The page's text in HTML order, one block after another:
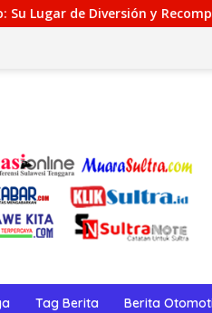
Recompensas Genuinos
Tag Berita Berita